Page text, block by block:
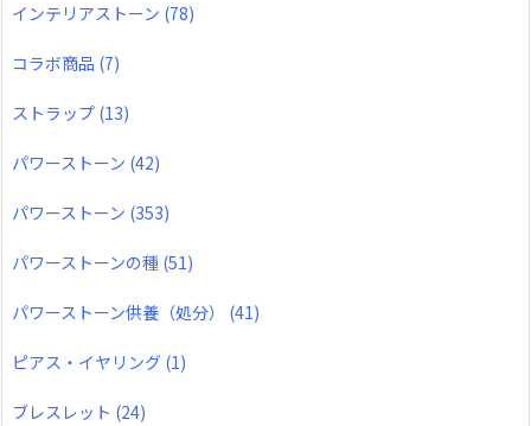
インテリアストーン (78)
コラボ商品 (7)
ストラップ (13)
パワーストーン (42)
パワーストーン (353)
パワーストーンの種 (51)
パワーストーン供養（処分） (41)
ピアス・イヤリング (1)
ブレスレット (24)